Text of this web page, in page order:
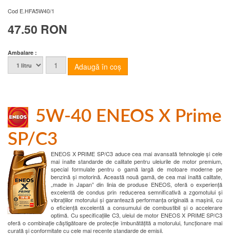
Cod E.HFA5W40/1
47.50 RON
Ambalare :
5W-40 ENEOS X Prime
SP/C3
ENEOS X PRIME SP/C3 aduce cea mai avansată tehnologie și cele
mai înalte standarde de calitate pentru uleiurile de motor premium,
special formulate pentru o gamă largă de motoare moderne pe
benzină și motorină. Această nouă gamă, de cea mai înaltă calitate,
„made in Japan” din linia de produse ENEOS, oferă o experiență
excelentă de condus prin reducerea semnificativă a zgomotului și
vibrațiilor motorului și garantează performanța originală a mașinii, cu
o eficiență excelentă a consumului de combustibil și o accelerare
optimă. Cu specificațiile C3, uleiul de motor ENEOS X PRIME SP/C3
oferă o combinație câștigătoare de protecție îmbunătățită a motorului, funcționare mai
curată și conformitate cu cele mai recente standarde de emisii.